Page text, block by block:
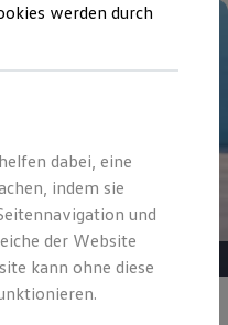
gut befunden.
werden durch
dabei, eine
indem sie
und
der Website
kann ohne diese